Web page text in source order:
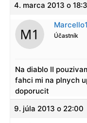
4. marca 2013 o
Účastník
Na diablo II
fahci mi na plnych
doporucit
9. júla 2013 o 22:00